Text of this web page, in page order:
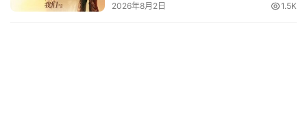
2026年8月2日 1.5K